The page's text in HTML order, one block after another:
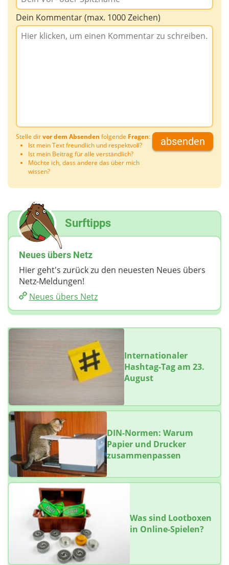
Dein Kommentar (max. 1000 Zeichen)
Stelle dirvor dem Absenden folgende Fragen:
Ist mein Text freundlich und respektvoll?
Ist mein Beitrag für alle verständlich?
Möchte ich, dass andere das über mich
wissen?
absenden
Surftipps
Neues übers Netz
Hier geht's zurück zu den neuesten Neues übers
Netz-Meldungen!
Neues übers Netz
Internationaler
Hashtag-Tag am 23.
August
DIN-Normen: Warum
Papier und Drucker
zusammenpassen
Was sind Lootboxen
in Online-Spielen?